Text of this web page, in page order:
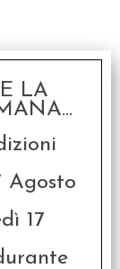
LA
Agosto
17